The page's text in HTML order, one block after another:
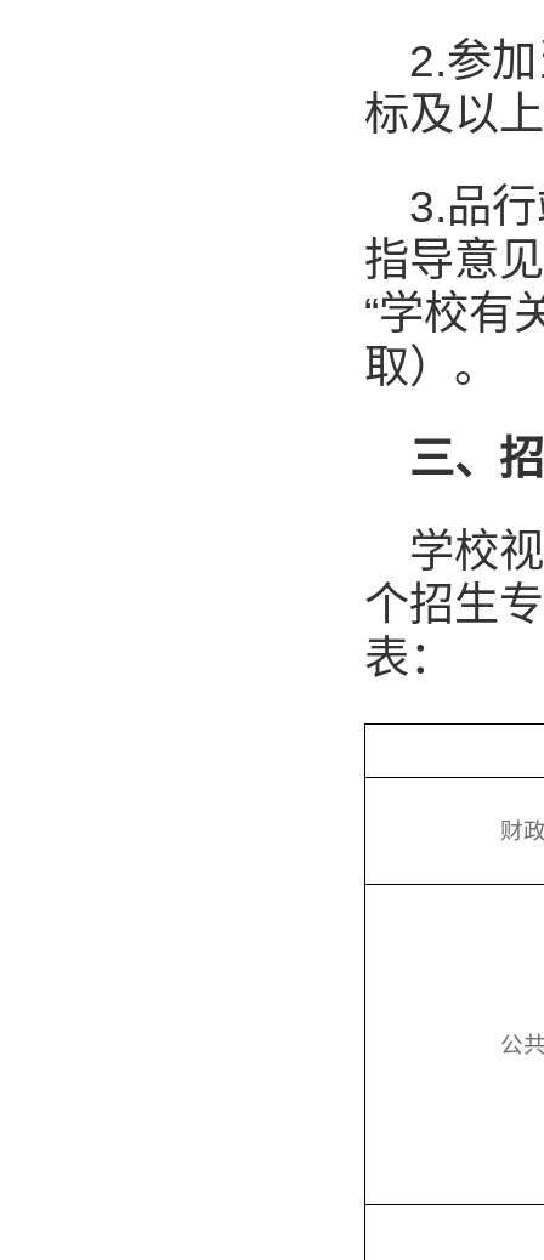
2.参
标及以
3.品
指导意
“学校有
取）。
三、
学校
个招生
表：
财
公